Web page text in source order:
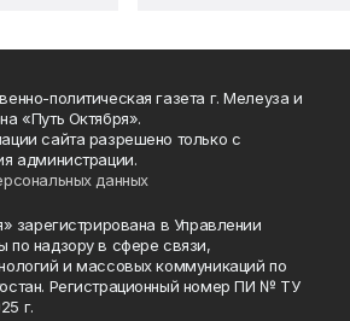
политическая газета г. Мелеуза и
«Путь Октября».
сайта разрешено только с
администрации.
данных
зарегистрирована в Управлении
надзору в сфере связи,
и массовых коммуникаций по
Регистрационный номер ПИ № ТУ
г.